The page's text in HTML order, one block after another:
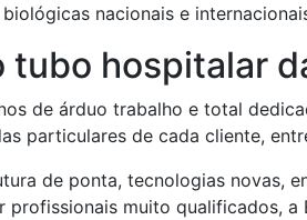
nacionais e
tubo hospitalar
de árduo trabalho e total
particulares de cada cliente,
de ponta, tecnologias novas,
muito qualificados, a